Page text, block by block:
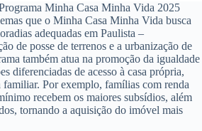
Minha Casa Minha Vida 2025
que o Minha Casa Minha Vida busca
adequadas em Paulista –
de posse de terrenos e a urbanização de
também atua na promoção da igualdade
diferenciadas de acesso à casa própria,
Por exemplo, famílias com renda
recebem os maiores subsídios, além
tornando a aquisição do imóvel mais